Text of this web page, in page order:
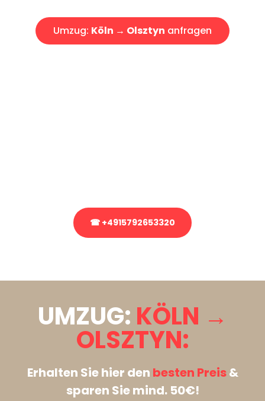
Umzug: Köln → Olsztyn anfragen
☎ +4915792653320
UMZUG: KÖLN →
OLSZTYN:
Erhalten Sie hier den besten Preis&
sparen Sie mind. 50€!